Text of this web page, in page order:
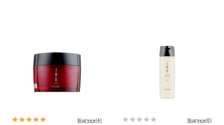
Відгуки(4) Відгуки(0)